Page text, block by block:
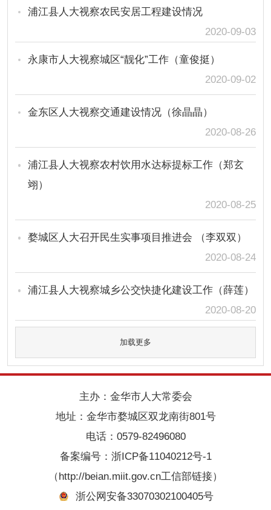
浦江县人大视察农民安居工程建设情况
2020-09-03
永康市人大视察城区“靓化”工作（童俊挺）
2020-09-02
金东区人大视察交通建设情况（徐晶晶）
2020-08-26
浦江县人大视察农村饮用水达标提标工作（郑玄
翊）
2020-08-25
婺城区人大召开民生实事项目推进会 （李双双）
2020-08-24
浦江县人大视察城乡公交快捷化建设工作（薛莲）
2020-08-20
加载更多
主办：金华市人大常委会
地址：金华市婺城区双龙南街801号
电话：0579-82496080
备案编号： 浙ICP备11040212号-1
（http://beian.miit.gov.cn工信部链接）
浙公网安备33070302100405号